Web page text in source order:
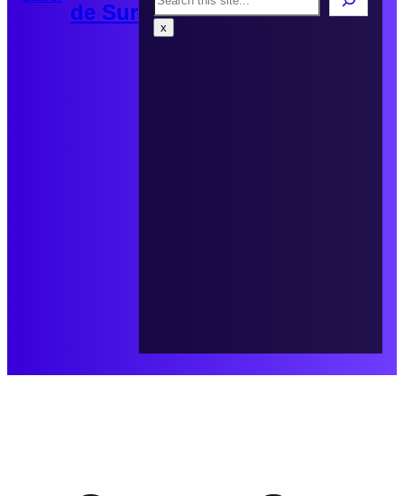
de Sur
x